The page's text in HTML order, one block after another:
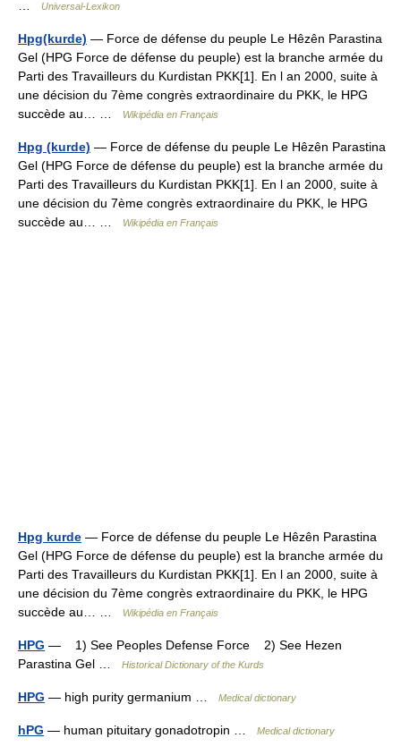
Universal-Lexikon
Hpg(kurde) — Force de défense du peuple Le Hêzên Parastina
Gel (HPG Force de défense du peuple) est la branche armée du
Parti des Travailleurs du Kurdistan PKK[1]. En l an 2000, suite à
une décision du 7ème congrès extraordinaire du PKK, le HPG
succède au… …
Wikipédia en Français
Hpg (kurde) — Force de défense du peuple Le Hêzên Parastina
Gel (HPG Force de défense du peuple) est la branche armée du
Parti des Travailleurs du Kurdistan PKK[1]. En l an 2000, suite à
une décision du 7ème congrès extraordinaire du PKK, le HPG
succède au… …
Wikipédia en Français
Hpg kurde — Force de défense du peuple Le Hêzên Parastina
Gel (HPG Force de défense du peuple) est la branche armée du
Parti des Travailleurs du Kurdistan PKK[1]. En l an 2000, suite à
une décision du 7ème congrès extraordinaire du PKK, le HPG
succède au… …
Wikipédia en Français
HPG — 1) See Peoples Defense Force 2) See Hezen
Parastina Gel …
Historical Dictionary of the Kurds
HPG — high purity germanium … Medical dictionary
hPG — human pituitary gonadotropin … Medical dictionary